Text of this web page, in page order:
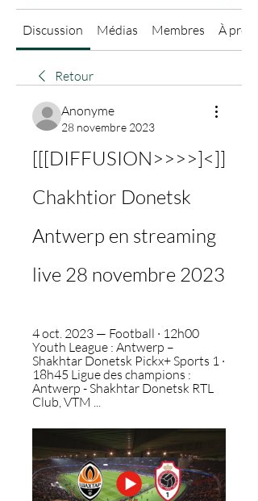
Discussion Médias Membres À
Retour
Anonyme
28 novembre 2023
[[[DIFFUSION>>>>]<]]
Chakhtior Donetsk
Antwerp en streaming
live 28 novembre 2023
4 oct. 2023 — Football · 12h00
Youth League : Antwerp –
Shakhtar Donetsk Pickx+ Sports 1 ·
18h45 Ligue des champions :
Antwerp - Shakhtar Donetsk RTL
Club, VTM ...